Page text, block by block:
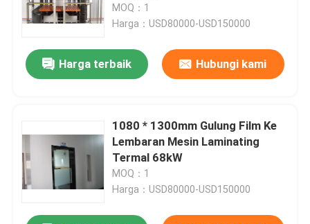
MOQ：1
Harga：USD80000-USD150000
Harga terbaik Hubungi kami
1080 * 1300mm Gulung Film Ke
Lembaran Mesin Laminating
Termal 68kW
MOQ：1
Harga：USD80000-USD150000